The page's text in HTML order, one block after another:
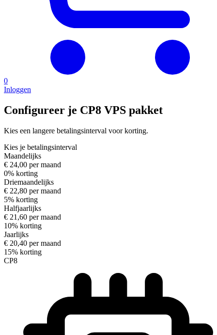
0
Inloggen
Configureer je CP8 VPS pakket
Kies een langere betalingsinterval voor korting.
Kies je betalingsinterval
Maandelijks
€ 24,00 per maand
0% korting
Driemaandelijks
€ 22,80 per maand
5% korting
Halfjaarlijks
€ 21,60 per maand
10% korting
Jaarlijks
€ 20,40 per maand
15% korting
CP8